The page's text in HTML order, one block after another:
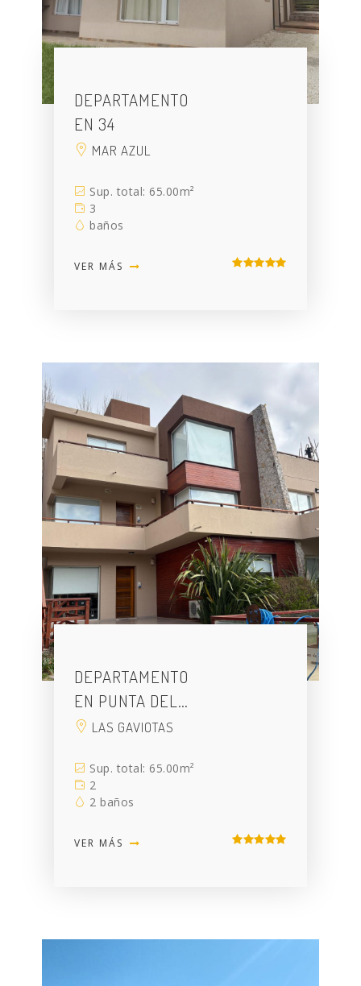
DEPARTAMENTO
EN 34
MAR AZUL
Sup. total: 65.00m²
3
baños
VER MÁS
DEPARTAMENTO
EN PUNTA DEL…
LAS GAVIOTAS
Sup. total: 65.00m²
2
2 baños
VER MÁS